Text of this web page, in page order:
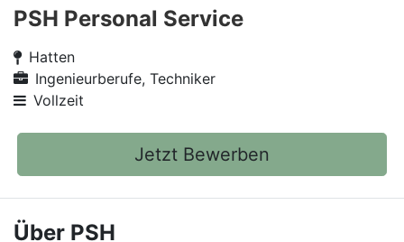
PSH Personal Service
Hatten
Ingenieurberufe, Techniker
Vollzeit
Jetzt Bewerben
Über PSH